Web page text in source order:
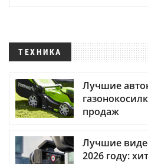
ТЕХНИКА
Лучшие
продаж
Лучшие
2026 году: